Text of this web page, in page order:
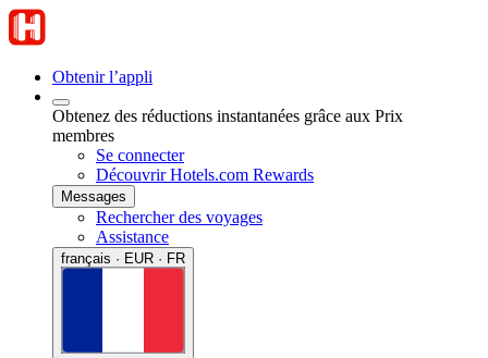
Obtenir l’appli
Obtenez des réductions instantanées grâce aux Prix
membres
Se connecter
Découvrir Hotels.com Rewards
Messages
Rechercher des voyages
Assistance
français · EUR · FR